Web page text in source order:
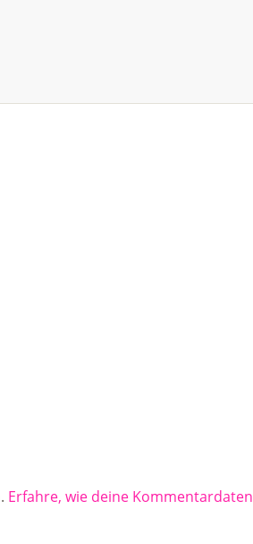
Erfahre, wie deine Kommentardaten